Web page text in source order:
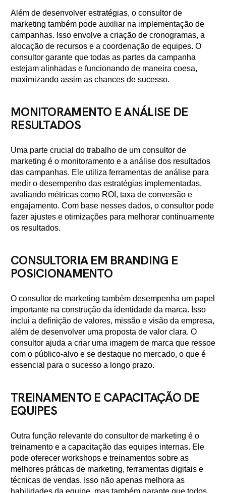
Além de desenvolver estratégias, o consultor de
marketing também pode auxiliar na implementação de
campanhas. Isso envolve a criação de cronogramas, a
alocação de recursos e a coordenação de equipes. O
consultor garante que todas as partes da campanha
estejam alinhadas e funcionando de maneira coesa,
maximizando assim as chances de sucesso.
MONITORAMENTO E ANÁLISE DE
RESULTADOS
Uma parte crucial do trabalho de um consultor de
marketing é o monitoramento e a análise dos resultados
das campanhas. Ele utiliza ferramentas de análise para
medir o desempenho das estratégias implementadas,
avaliando métricas como ROI, taxa de conversão e
engajamento. Com base nesses dados, o consultor pode
fazer ajustes e otimizações para melhorar continuamente
os resultados.
CONSULTORIA EM BRANDING E
POSICIONAMENTO
O consultor de marketing também desempenha um papel
importante na construção da identidade da marca. Isso
inclui a definição de valores, missão e visão da empresa,
além de desenvolver uma proposta de valor clara. O
consultor ajuda a criar uma imagem de marca que ressoe
com o público-alvo e se destaque no mercado, o que é
essencial para o sucesso a longo prazo.
TREINAMENTO E CAPACITAÇÃO DE
EQUIPES
Outra função relevante do consultor de marketing é o
treinamento e a capacitação das equipes internas. Ele
pode oferecer workshops e treinamentos sobre as
melhores práticas de marketing, ferramentas digitais e
técnicas de vendas. Isso não apenas melhora as
habilidades da equipe, mas também garante que todos